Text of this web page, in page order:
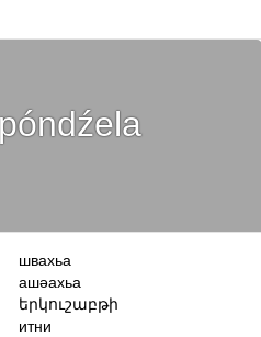
póndźela
швахьа
ашәахьа
երկուշաբթի
итни